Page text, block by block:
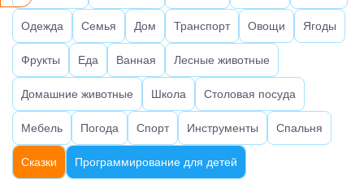
Одежда Семья Дом Транспорт Овощи Ягоды
Фрукты Еда Ванная Лесные животные
Домашние животные Школа Столовая посуда
Мебель Погода Спорт Инструменты Спальня
Сказки Программирование для детей